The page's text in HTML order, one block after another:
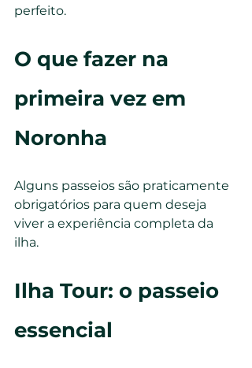
perfeito.
O que fazer na
primeira vez em
Noronha
Alguns passeios são praticamente
obrigatórios para quem deseja
viver a experiência completa da
ilha.
Ilha Tour: o passeio
essencial